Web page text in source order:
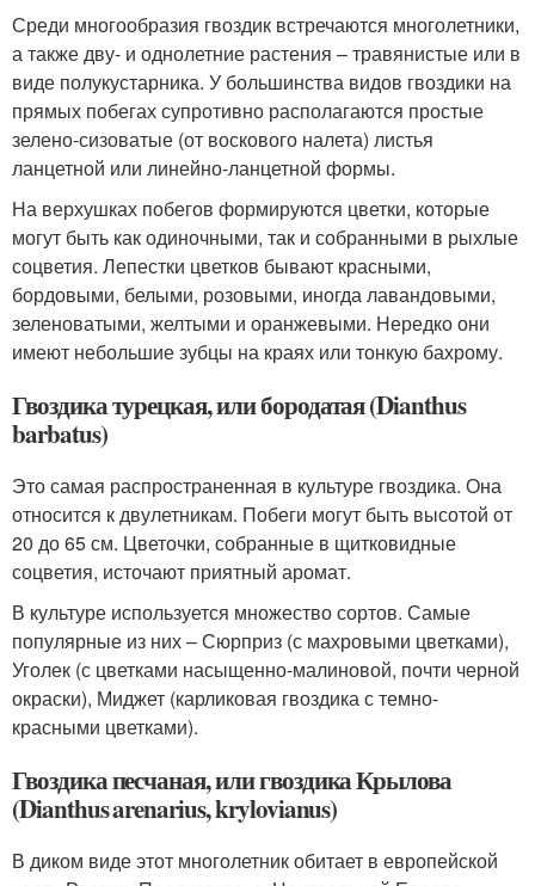
Среди многообразия гвоздик встречаются многолетники,
а также дву- и однолетние растения – травянистые или в
виде полукустарника. У большинства видов гвоздики на
прямых побегах супротивно располагаются простые
зелено-сизоватые (от воскового налета) листья
ланцетной или линейно-ланцетной формы.
На верхушках побегов формируются цветки, которые
могут быть как одиночными, так и собранными в рыхлые
соцветия. Лепестки цветков бывают красными,
бордовыми, белыми, розовыми, иногда лавандовыми,
зеленоватыми, желтыми и оранжевыми. Нередко они
имеют небольшие зубцы на краях или тонкую бахрому.
Гвоздика турецкая, или бородатая (Dianthus
barbatus)
Это самая распространенная в культуре гвоздика. Она
относится к двулетникам. Побеги могут быть высотой от
20 до 65 см. Цветочки, собранные в щитковидные
соцветия, источают приятный аромат.
В культуре используется множество сортов. Самые
популярные из них – Сюрприз (с махровыми цветками),
Уголек (с цветками насыщенно-малиновой, почти черной
окраски), Миджет (карликовая гвоздика с темно-
красными цветками).
Гвоздика песчаная, или гвоздика Крылова
(Dianthus arenarius, krylovianus)
В диком виде этот многолетник обитает в европейской